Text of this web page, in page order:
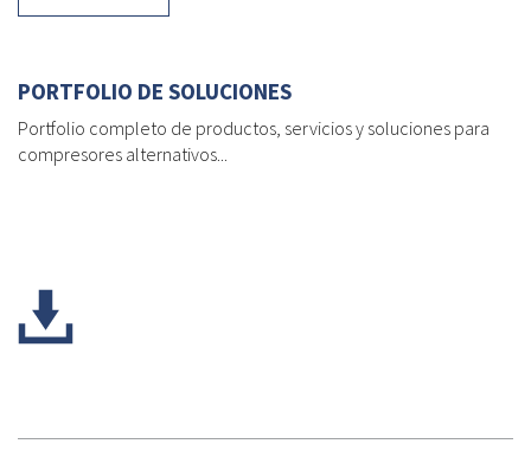
PORTFOLIO DE SOLUCIONES
Portfolio completo de productos, servicios y soluciones para
compresores alternativos...